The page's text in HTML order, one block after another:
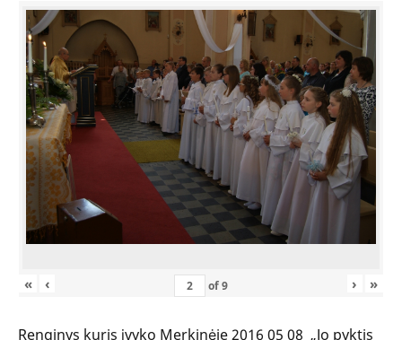
« ‹ of9 › »
Renginys kuris įvyko Merkinėje 2016 05 08 „Jo pyktis